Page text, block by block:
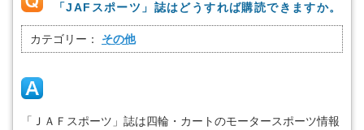
「JAFスポーツ」誌はどうすれば購読できますか。
カテゴリー： その他
「ＪＡＦスポーツ」誌は四輪・カートのモータースポーツ情報